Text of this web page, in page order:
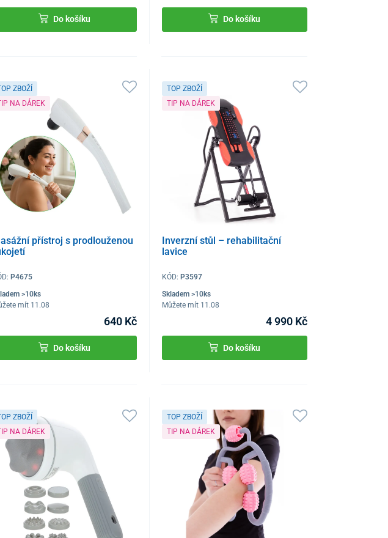
Do košíku Do košíku
ZBOŽÍ
NA DÁREK
přístroj s prodlouženou
P4675
>10ks
mít 11.08
640 Kč
Do košíku
TOP ZBOŽÍ
TIP NA DÁREK
Inverzní stůl – rehabilitační
lavice
KÓD: P3597
Skladem >10ks
Můžete mít 11.08
4 990 Kč
Do košíku
ZBOŽÍ
NA DÁREK
TOP ZBOŽÍ
TIP NA DÁREK